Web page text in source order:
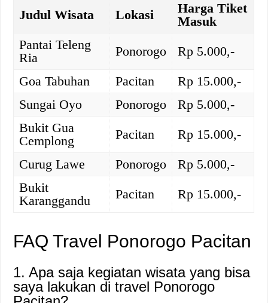
Judul Wisata Lokasi
Harga Tiket
Masuk
Pantai Teleng
Ria
Ponorogo
Rp 5.000,-
Goa Tabuhan
Pacitan
Rp 15.000,-
Sungai Oyo
Ponorogo
Rp 5.000,-
Bukit Gua
Cemplong
Pacitan
Rp 15.000,-
Curug Lawe
Ponorogo
Rp 5.000,-
Bukit
Karanggandu
Pacitan Rp 15.000,-
FAQ Travel Ponorogo Pacitan
1. Apa saja kegiatan wisata yang bisa
saya lakukan di travel Ponorogo